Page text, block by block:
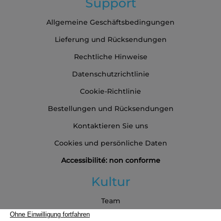
Support
Allgemeine Geschäftsbedingungen
Lieferung und Rücksendungen
Rechtliche Hinweise
Datenschutzrichtlinie
Cookie-Richtlinie
Bestellungen und Rücksendungen
Kontaktieren Sie uns
Cookies und persönliche Daten
Accessibilité: non conforme
Kultur
Team